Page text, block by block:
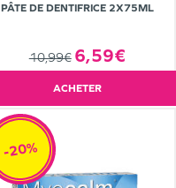
PÂTE DE DENTIFRICE 2X75ML
10,99€ 6,59€
ACHETER
-20%